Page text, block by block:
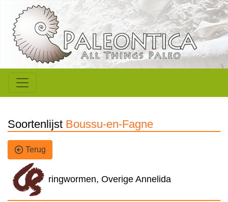
Soortenlijst Boussu-en-Fagne
Terug
ringwormen, Overige Annelida